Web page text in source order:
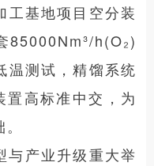
工基地项目空分装
85000Nm³/h(O₂)
温测试，精馏系统
置高标准中交，为
与产业升级重大举